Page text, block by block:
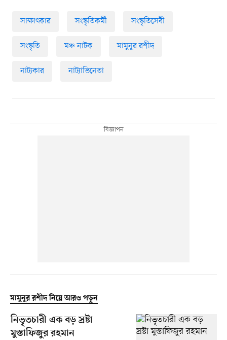
সাক্ষাৎকার সংস্কৃতিকর্মী সংস্কৃতিসেবী
সংস্কৃতি মঞ্চ নাটক মামুনুর রশীদ
নাট্যকার নাট্যাভিনেতা
মামুনুর রশীদ নিয়ে আরও পড়ুন
নিভৃতচারী এক বড় স্রষ্টা
মুস্তাফিজুর রহমান